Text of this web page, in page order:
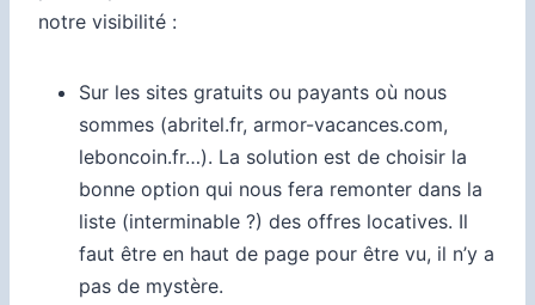
notre visibilité :
Sur les sites gratuits ou payants où nous
sommes (abritel.fr, armor-vacances.com,
leboncoin.fr…). La solution est de choisir la
bonne option qui nous fera remonter dans la
liste (interminable ?) des offres locatives. Il
faut être en haut de page pour être vu, il n’y a
pas de mystère.